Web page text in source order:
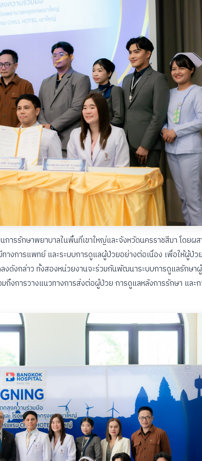
ารรักษาพยาบาลในพื้นที่เขาใหญ่และจังหวัดนครราชสีมา โดยผ
างการแพทย์ และระบบการดูแลผู้ป่วยอย่างต่อเนื่อง เพื่อให้ผู้ป่ว
ดังกล่าว ทั้งสองหน่วยงานจะร่วมกันพัฒนาระบบการดูแลรักษาผู้
ถึงการวางแนวทางการส่งต่อผู้ป่วย การดูแลหลังการรักษา และ